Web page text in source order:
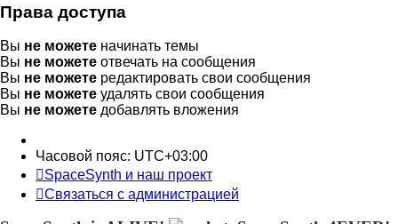
Права доступа
Вы не можете начинать темы
Вы не можете отвечать на сообщения
Вы не можете редактировать свои сообщения
Вы не можете удалять свои сообщения
Вы не можете добавлять вложения
Часовой пояс: UTC+03:00
SpaceSynth и наш проект
Связаться с администрацией